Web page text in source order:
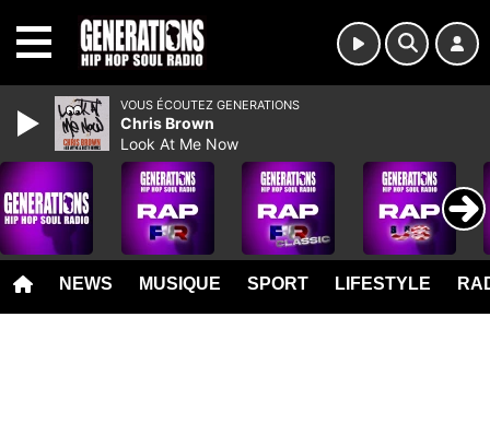
NEWS MUSIQUE SPORT LIFESTYLE
VOUS ÉCOUTEZ GENERATIONS
Chris Brown
Look At Me Now